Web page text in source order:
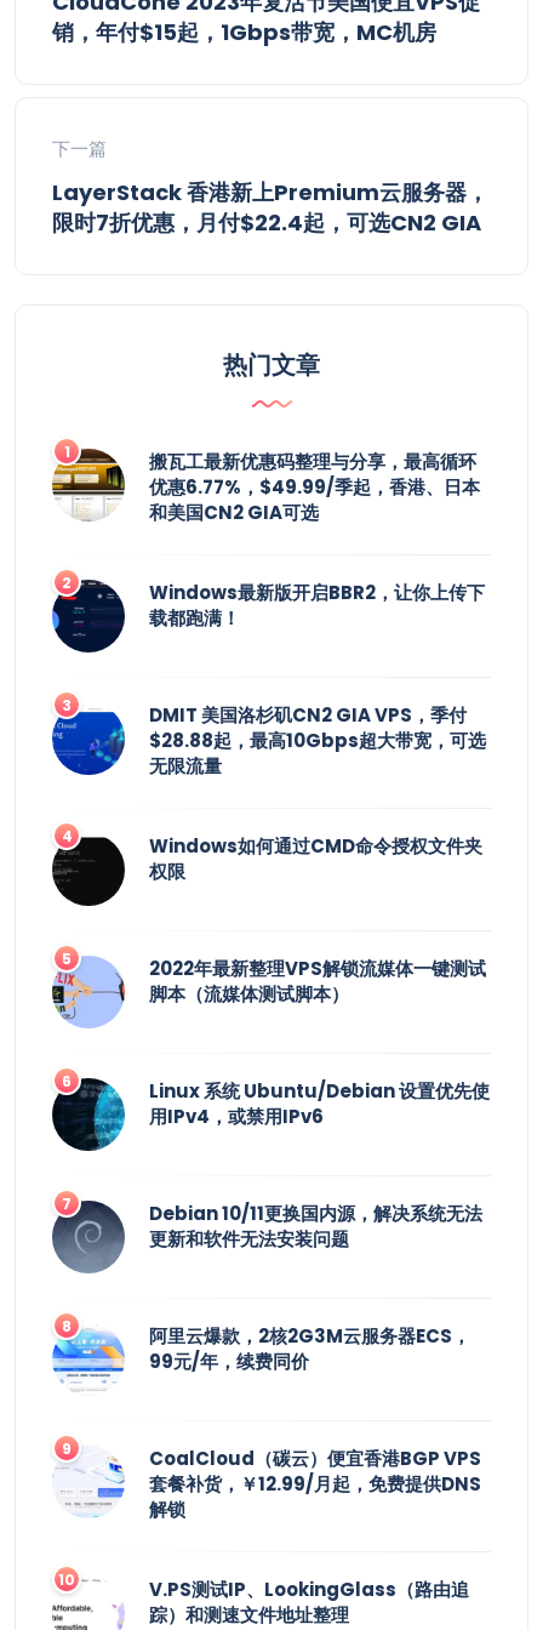
销，年付$15起，1Gbps带宽，MC机房
下一篇
LayerStack 香港新上Premium云服务器，
限时7折优惠，月付$22.4起，可选CN2 GIA
热门文章
搬瓦工最新优惠码整理与分享，最高循环
优惠6.77%，$49.99/季起，香港、日本
和美国CN2 GIA可选
Windows最新版开启BBR2，让你上传下
载都跑满！
DMIT 美国洛杉矶CN2 GIA VPS，季付
$28.88起，最高10Gbps超大带宽，可选
无限流量
Windows如何通过CMD命令授权文件夹
权限
2022年最新整理VPS解锁流媒体一键测试
脚本（流媒体测试脚本）
Linux 系统 Ubuntu/Debian 设置优先使
用IPv4，或禁用IPv6
Debian 10/11更换国内源，解决系统无法
更新和软件无法安装问题
阿里云爆款，2核2G3M云服务器ECS，
99元/年，续费同价
CoalCloud（碳云）便宜香港BGP VPS
套餐补货，￥12.99/月起，免费提供DNS
解锁
V.PS测试IP、LookingGlass（路由追
踪）和测速文件地址整理